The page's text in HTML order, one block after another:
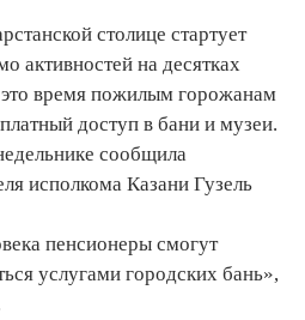
столице стартует
активностей на десятках
время пожилым горожанам
доступ в бани и музеи.
сообщила
исполкома Казани Гузель
пенсионеры смогут
услугами городских бань»,